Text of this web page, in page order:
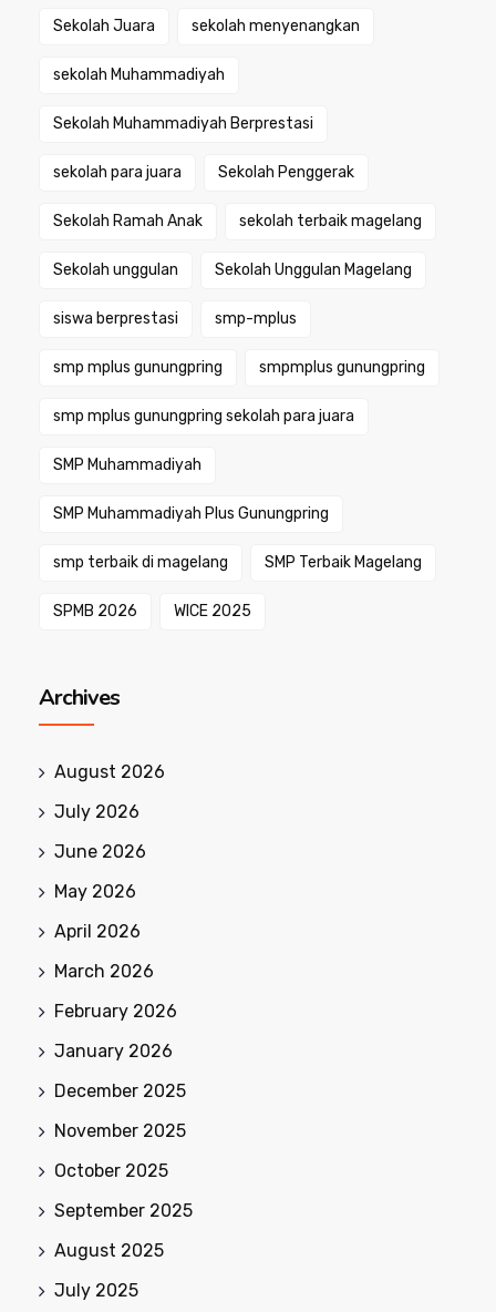
Sekolah Juara sekolah menyenangkan
sekolah Muhammadiyah
Sekolah Muhammadiyah Berprestasi
sekolah para juara Sekolah Penggerak
Sekolah Ramah Anak sekolah terbaik magelang
Sekolah unggulan Sekolah Unggulan Magelang
siswa berprestasi smp-mplus
smp mplus gunungpring smpmplus gunungpring
smp mplus gunungpring sekolah para juara
SMP Muhammadiyah
SMP Muhammadiyah Plus Gunungpring
smp terbaik di magelang SMP Terbaik Magelang
SPMB 2026 WICE 2025
Archives
August 2026
July 2026
June 2026
May 2026
April 2026
March 2026
February 2026
January 2026
December 2025
November 2025
October 2025
September 2025
August 2025
July 2025